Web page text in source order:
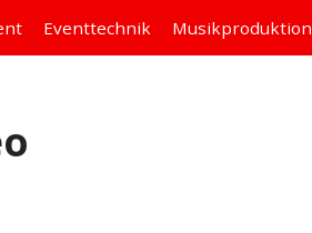
Eventtechnik Musikproduktion